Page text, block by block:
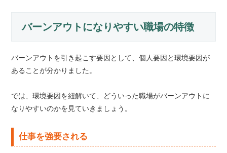
バーンアウトになりやすい職場の特徴
バーンアウトを引き起こす要因として、個人要因と環境要因が
あることが分かりました。
では、環境要因を紐解いて、どういった職場がバーンアウトに
なりやすいのかを見ていきましょう。
仕事を強要される